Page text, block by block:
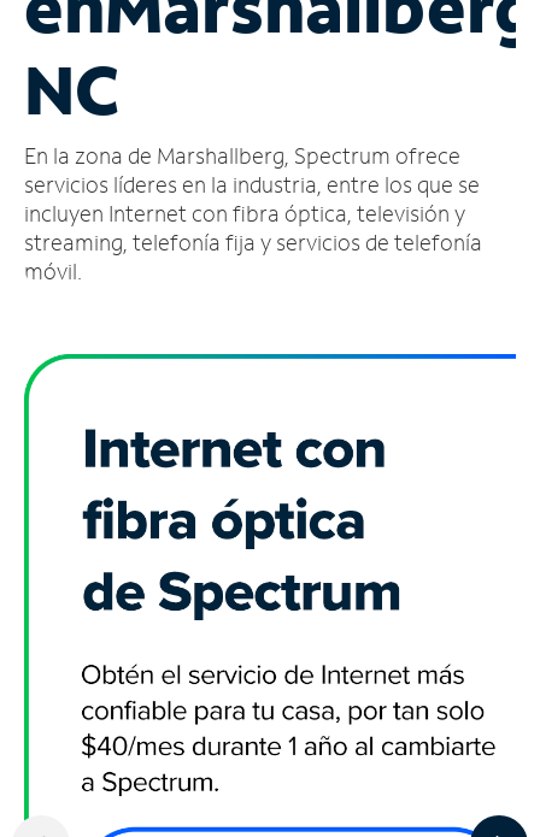
cuenta
Encuentra
tienda
NC
En la zona de Marshallberg, Spectrum ofrece
servicios líderes en la industria, entre los que se
incluyen Internet con fibra óptica, televisión y
streaming, telefonía fija y servicios de telefonía
móvil.